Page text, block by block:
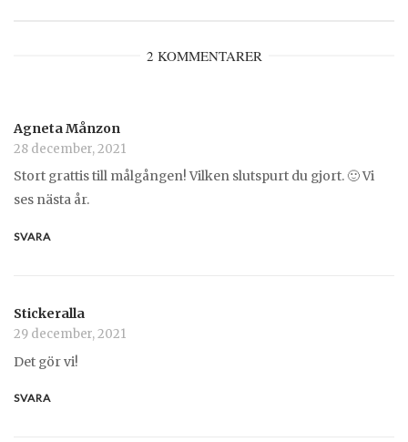
2 KOMMENTARER
Agneta Månzon
28 december, 2021
Stort grattis till målgången! Vilken slutspurt du gjort. 🙂 Vi
ses nästa år.
SVARA
Stickeralla
29 december, 2021
Det gör vi!
SVARA